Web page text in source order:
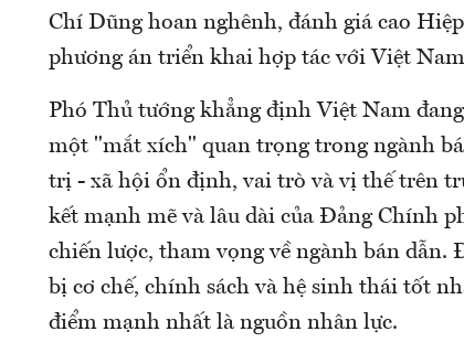
Chí Dũng hoan nghênh, đánh giá cao
phương án triển khai hợp tác với Việt
Phó Thủ tướng khẳng định Việt Nam
một "mắt xích" quan trọng trong ngành
trị - xã hội ổn định, vai trò và vị thế trên
kết mạnh mẽ và lâu dài của Đảng Chính
chiến lược, tham vọng về ngành bán
bị cơ chế, chính sách và hệ sinh thái tốt
điểm mạnh nhất là nguồn nhân lực.